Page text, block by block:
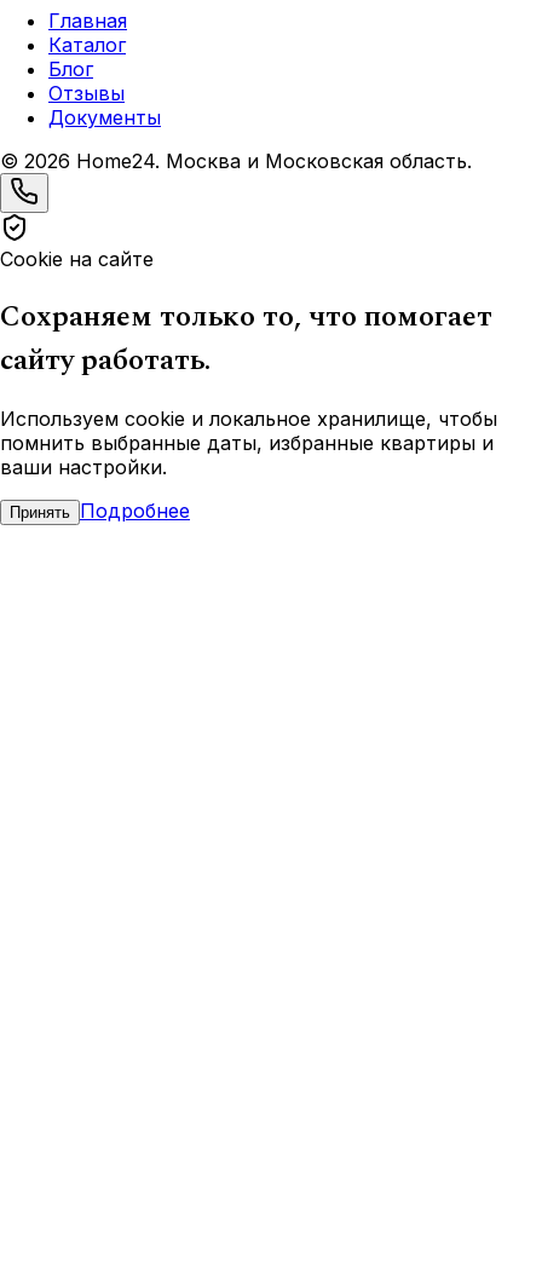
Главная
Каталог
Блог
Отзывы
Документы
© 2026 Home24. Москва и Московская область.
Cookie на сайте
Сохраняем только то, что помогает
сайту работать.
Используем cookie и локальное хранилище, чтобы
помнить выбранные даты, избранные квартиры и
ваши настройки.
Принять Подробнее